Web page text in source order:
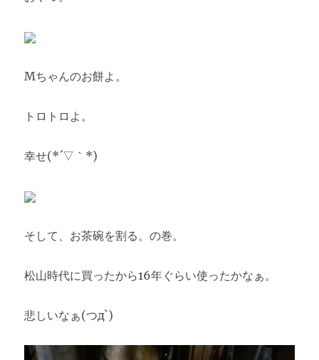
Mちゃんのお餅よ。
トロトロよ。
幸せ(*´▽｀*)
そして、お茶碗を割る。の巻。
松山時代に買ったから16年ぐらい使ったかなぁ。
悲しいなぁ(つд`)